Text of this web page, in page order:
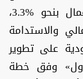
المال والتأمين والعقارات وخدمات الأعمال بنحو %3.3،
والاستدامة
على تطوير
وفق خطة